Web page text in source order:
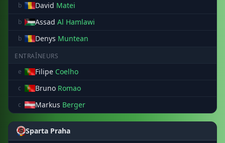
b David Matei
b Assad Al Hamlawi
b Denys Muntean
ENTRAÎNEURS
e
Filipe Coelho
c Bruno Romao
c Markus Berger
Sparta Praha